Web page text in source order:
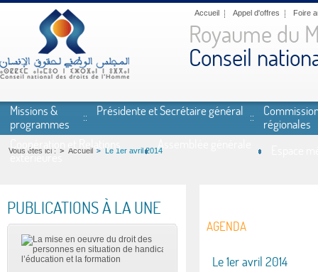
Aller au contenu principal
Accueil Appel d'offres Foire
Royaume du
Conseil
Missions &
programmes
Présidente et Secrétaire général
régionales
Coopération et Relations
extérieures
Vous êtes ici : Accueil Le 1er avril 2014
PUBLICATIONS À LA UNE
AGENDA
Le 1er avril 2014